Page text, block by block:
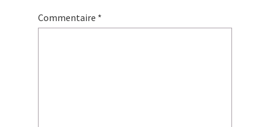
Commentaire *